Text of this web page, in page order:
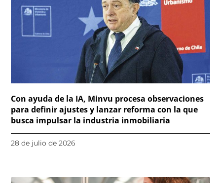
Con ayuda de la IA, Minvu procesa observaciones
para definir ajustes y lanzar reforma con la que
busca impulsar la industria inmobiliaria
28 de julio de 2026